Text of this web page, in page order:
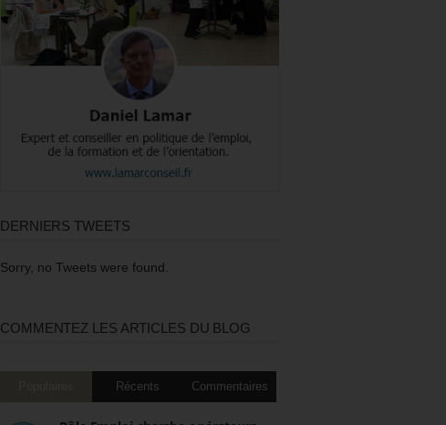
DERNIERS TWEETS
Sorry, no Tweets were found.
COMMENTEZ LES ARTICLES DU BLOG
Récents Commentaires